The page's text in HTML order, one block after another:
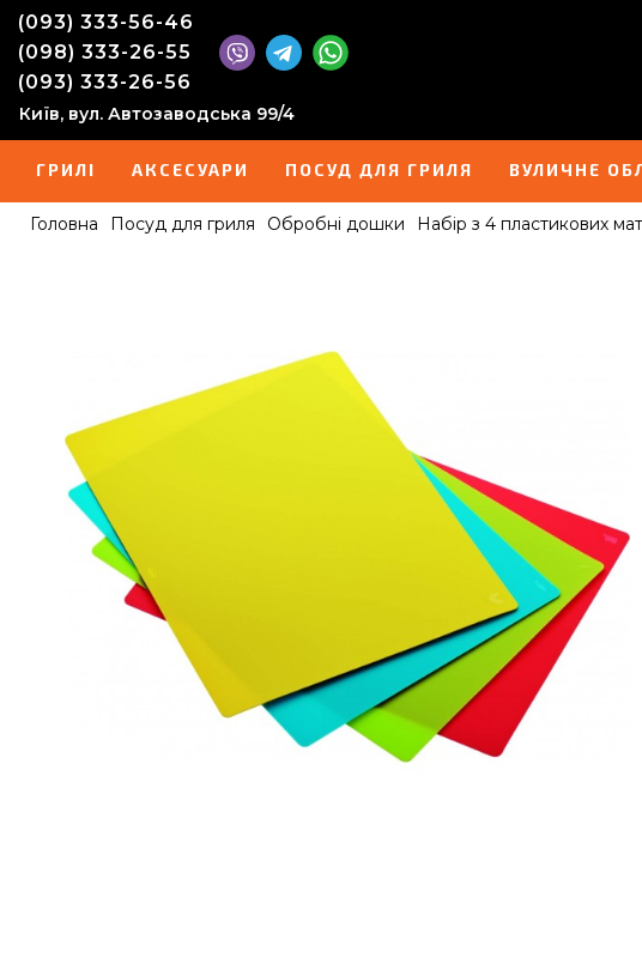
(093) 333-56-46
(098) 333-26-55
(093) 333-26-56
Київ, вул. Автозаводська 99/4
ГРИЛІ АКСЕСУАРИ ПОСУД ДЛЯ ГРИЛЯ ВУЛИЧНЕ
Головна Посуд для гриля Обробні дошки Набір з 4 пластикових